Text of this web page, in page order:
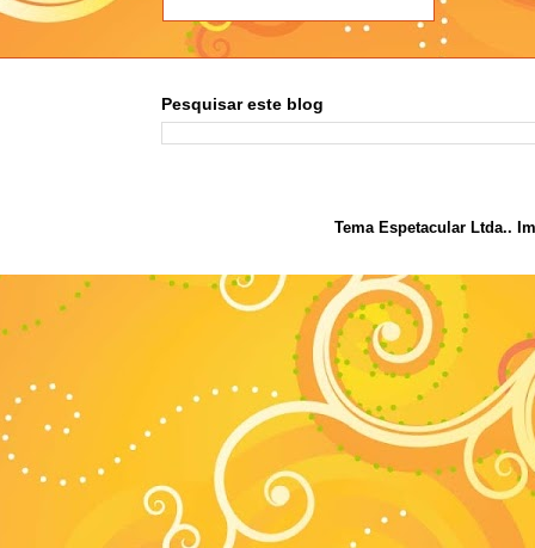
Pesquisar este blog
Tema Espetacular Ltda..